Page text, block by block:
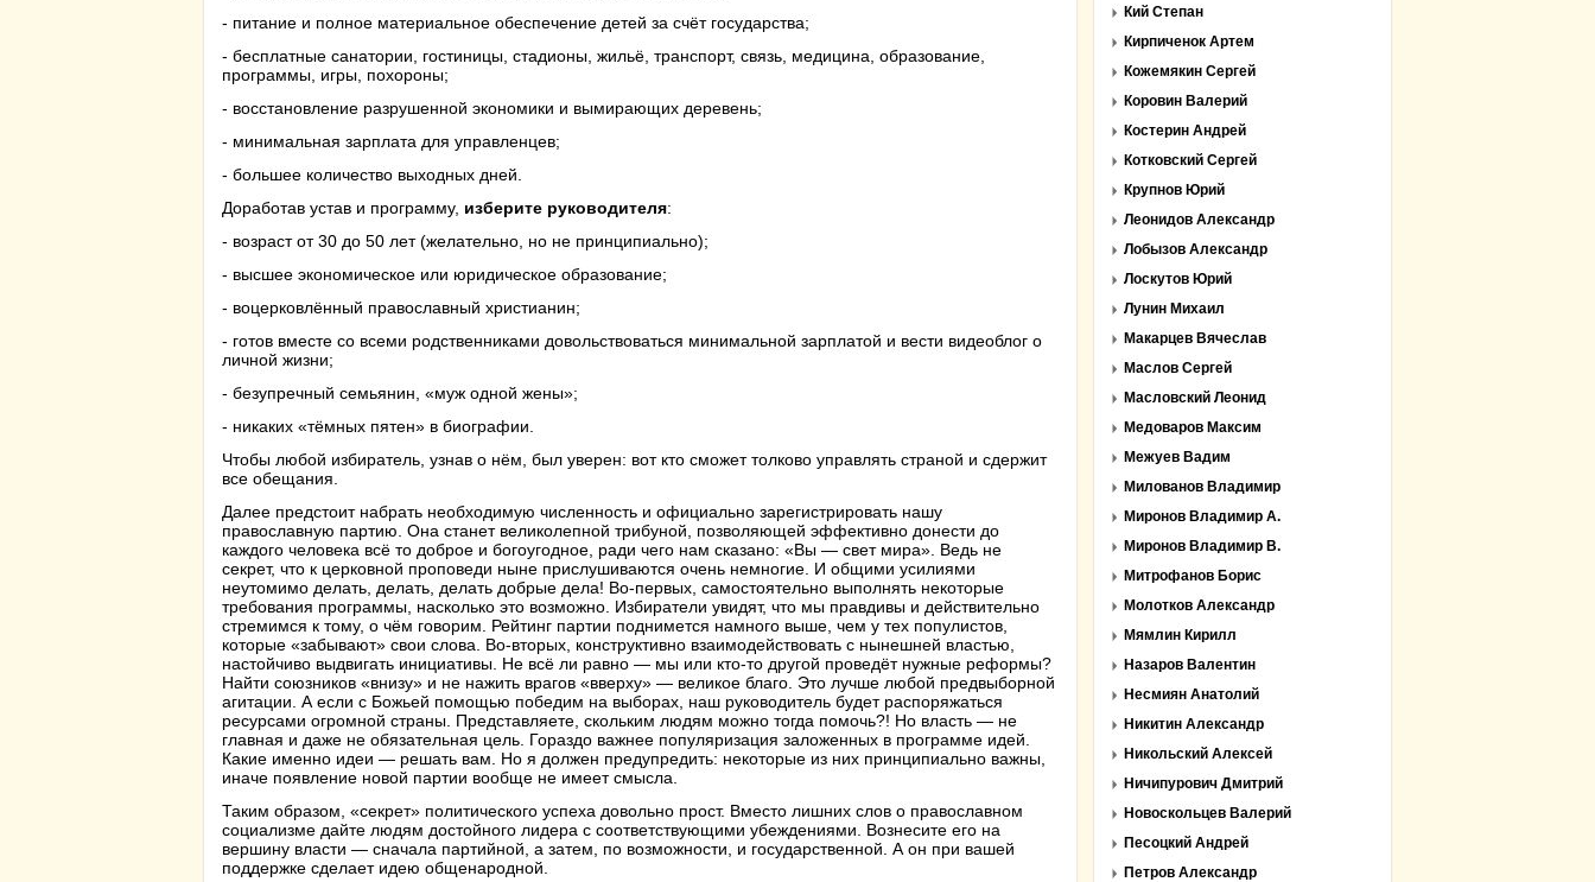
- питание и полное материальное обеспечение детей за счёт государства;
- бесплатные санатории, гостиницы, стадионы, жильё, транспорт, связь, медицина, образование,
программы, игры, похороны;
- восстановление разрушенной экономики и вымирающих деревень;
- минимальная зарплата для управленцев;
- большее количество выходных дней.
Доработав устав и программу, изберите руководителя:
- возраст от 30 до 50 лет (желательно, но не принципиально);
- высшее экономическое или юридическое образование;
- воцерковлённый православный христианин;
- готов вместе со всеми родственниками довольствоваться минимальной зарплатой и вести видеоблог о
личной жизни;
- безупречный семьянин, «муж одной жены»;
- никаких «тёмных пятен» в биографии.
Чтобы любой избиратель, узнав о нём, был уверен: вот кто сможет толково управлять страной и сдержит
все обещания.
Далее предстоит набрать необходимую численность и официально зарегистрировать нашу
православную партию. Она станет великолепной трибуной, позволяющей эффективно донести до
каждого человека всё то доброе и богоугодное, ради чего нам сказано: «Вы — свет мира». Ведь не
секрет, что к церковной проповеди ныне прислушиваются очень немногие. И общими усилиями
неутомимо делать, делать, делать добрые дела! Во-первых, самостоятельно выполнять некоторые
требования программы, насколько это возможно. Избиратели увидят, что мы правдивы и действительно
стремимся к тому, о чём говорим. Рейтинг партии поднимется намного выше, чем у тех популистов,
которые «забывают» свои слова. Во-вторых, конструктивно взаимодействовать с нынешней властью,
настойчиво выдвигать инициативы. Не всё ли равно — мы или кто-то другой проведёт нужные реформы?
Найти союзников «внизу» и не нажить врагов «вверху» — великое благо. Это лучше любой предвыборной
агитации. А если с Божьей помощью победим на выборах, наш руководитель будет распоряжаться
ресурсами огромной страны. Представляете, скольким людям можно тогда помочь?! Но власть — не
главная и даже не обязательная цель. Гораздо важнее популяризация заложенных в программе идей.
Какие именно идеи — решать вам. Но я должен предупредить: некоторые из них принципиально важны,
иначе появление новой партии вообще не имеет смысла.
Таким образом, «секрет» политического успеха довольно прост. Вместо лишних слов о православном
социализме дайте людям достойного лидера с соответствующими убеждениями. Вознесите его на
вершину власти — сначала партийной, а затем, по возможности, и государственной. А он при вашей
поддержке сделает идею общенародной.
Кий Степан
Кирпиченок Артем
Кожемякин Сергей
Коровин Валерий
Костерин Андрей
Котковский Сергей
Крупнов Юрий
Леонидов Александр
Лобызов Александр
Лоскутов Юрий
Лунин Михаил
Макарцев Вячеслав
Маслов Сергей
Масловский Леонид
Медоваров Максим
Межуев Вадим
Милованов Владимир
Миронов Владимир А.
Миронов Владимир В.
Митрофанов Борис
Молотков Александр
Мямлин Кирилл
Назаров Валентин
Несмиян Анатолий
Никитин Александр
Никольский Алексей
Ничипурович Дмитрий
Новоскольцев Валерий
Песоцкий Андрей
Петров Александр